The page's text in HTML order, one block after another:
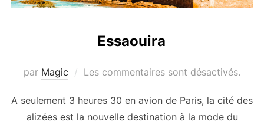
Essaouira
par Magic Les commentaires sont désactivés.
A seulement 3 heures 30 en avion de Paris, la cité des
alizées est la nouvelle destination à la mode du